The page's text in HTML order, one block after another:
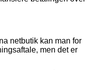
netbutik kan man for
men det er